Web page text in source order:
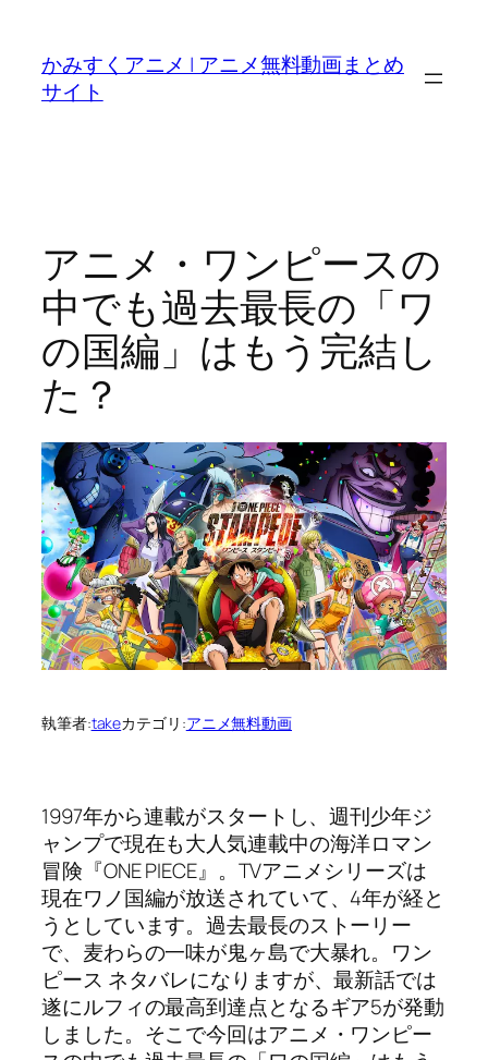
かみすくアニメ | アニメ無料動画まとめ
サイト
アニメ・ワンピースの
中でも過去最長の「ワ
の国編」はもう完結し
た？
執筆者:takeカテゴリ:アニメ無料動画
1997年から連載がスタートし、週刊少年ジ
ャンプで現在も大人気連載中の海洋ロマン
冒険『ONE PIECE』。TVアニメシリーズは
現在ワノ国編が放送されていて、4年が経と
うとしています。過去最長のストーリー
で、麦わらの一味が鬼ヶ島で大暴れ。ワン
ピース ネタバレになりますが、最新話では
遂にルフィの最高到達点となるギア5が発動
しました。そこで今回はアニメ・ワンピー